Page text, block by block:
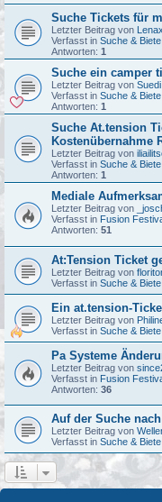
Suche Tickets für
Letzter Beitrag von
Verfasst in Suche &
Antworten: 1
Suche ein camper
Letzter Beitrag von Suedi
Verfasst in Suche &
Antworten: 1
Suche At.tension
Kostenübernahme
Letzter Beitrag von
Verfasst in Suche &
Antworten: 1
Mediale
Letzter Beitrag von
Verfasst in Fusion
Antworten: 51
At:Tension Ticket
Letzter Beitrag von
Verfasst in Suche &
Ein at.tension-
Letzter Beitrag von
Verfasst in Suche &
Pa Systeme
Letzter Beitrag von
Verfasst in Fusion
Antworten: 36
Auf der Suche
Letzter Beitrag von
Verfasst in Suche &